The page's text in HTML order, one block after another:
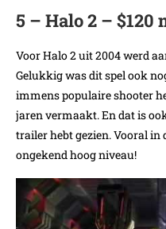
5 – Halo 2 – $120
Voor Halo 2 uit 2004 werd
Gelukkig was dit spel ook
immens populaire shooter
jaren vermaakt. En dat is
trailer hebt gezien. Vooral in
ongekend hoog niveau!